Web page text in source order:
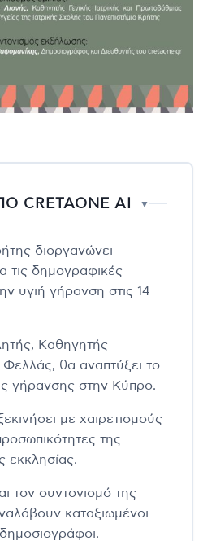
CRETAONE AI ▼
διοργανώνει
τις δημογραφικές
υγιή γήρανση στις 14
Καθηγητής
θα αναπτύξει το
γήρανσης στην Κύπρο.
με χαιρετισμούς
της
εκκλησίας.
τον συντονισμό της
καταξιωμένοι